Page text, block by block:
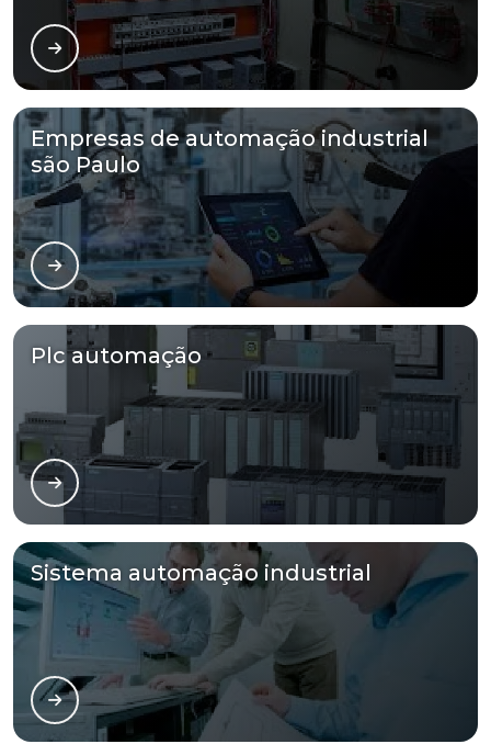
Empresas de automação industrial
são Paulo
Plc automação
Sistema automação industrial